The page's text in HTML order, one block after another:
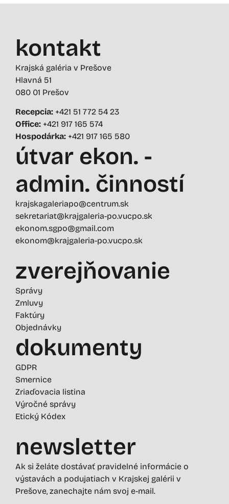
kontakt
Krajská galéria v Prešove
Hlavná 51
080 01 Prešov
Recepcia: +421 51 772 54 23
Office: +421 917 165 574
Hospodárka: +421 917 165 580
útvar ekon. -
admin. činností
krajskagaleriapo@centrum.sk
sekretariat@krajgaleria-po.vucpo.sk
ekonom.sgpo@gmail.com
ekonom@krajgaleria-po.vucpo.sk
zverejňovanie
Správy
Zmluvy
Faktúry
Objednávky
dokumenty
GDPR
Smernice
Zriaďovacia listina
Výročné správy
Etický Kódex
newsletter
Ak si želáte dostávať pravidelné informácie o
výstavách a podujatiach v Krajskej galérii v
Prešove, zanechajte nám svoj e-mail.